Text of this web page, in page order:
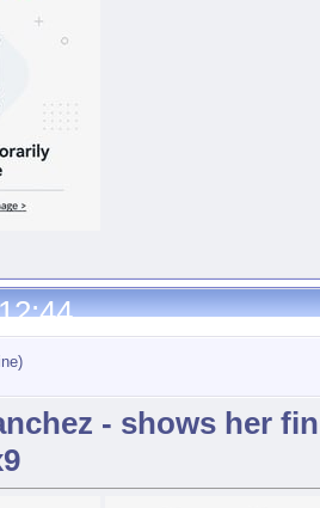
- shows her